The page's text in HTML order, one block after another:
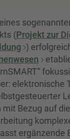
(Projekt zur
)
elektronische
mit Bezug auf
ergänzende